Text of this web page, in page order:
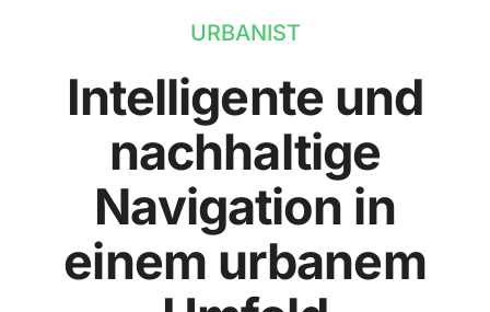
URBANIST
Intelligente und
nachhaltige
Navigation in
einem urbanem